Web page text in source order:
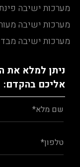
מערכות ישיבה
מערכות ישיבה
מערכות ישיבה מבד
ניתן למלא את
אליכם בהקדם: